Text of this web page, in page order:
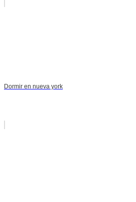
Dormir en nueva york